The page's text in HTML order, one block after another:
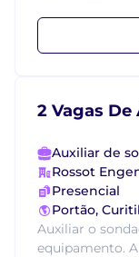
2 Vagas
Auxiliar de
Rossot
Presencial
Portão,
Auxiliar o
equipamento.